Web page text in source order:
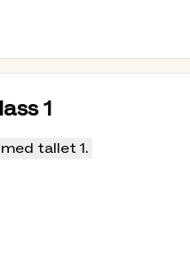
1
tallet 1.